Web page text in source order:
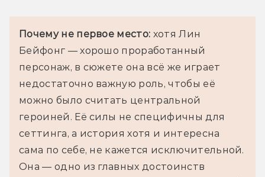
Почему не первое место: хотя Лин
Бейфонг — хорошо проработанный
персонаж, в сюжете она всё же играет
недостаточно важную роль, чтобы её
можно было считать центральной
героиней. Её силы не специфичны для
сеттинга, а история хотя и интересна
сама по себе, не кажется исключительной.
Она — одно из главных достоинств